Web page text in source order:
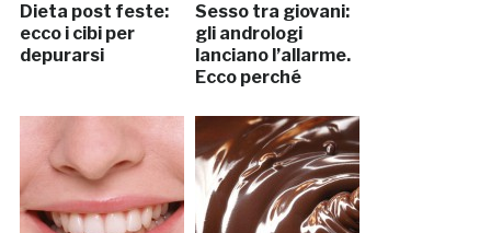
Dieta post feste:
ecco i cibi per
depurarsi
Sesso tra giovani:
gli andrologi
lanciano l’allarme.
Ecco perché